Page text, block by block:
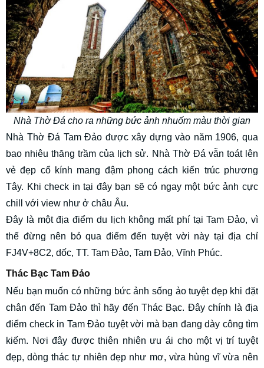
Nhà Thờ Đá cho ra những bức ảnh nhuốm màu thời gian
Nhà Thờ Đá Tam Đảo được xây dựng vào năm 1906, qua
bao nhiêu thăng trầm của lịch sử. Nhà Thờ Đá vẫn toát lên
vẻ đẹp cổ kính mang đậm phong cách kiến trúc phương
Tây. Khi check in tại đây bạn sẽ có ngay một bức ảnh cực
chill với view như ở châu Âu.
Đây là một địa điểm du lịch không mất phí tại Tam Đảo, vì
thế đừng nên bỏ qua điểm đến tuyệt vời này tại địa chỉ
FJ4V+8C2, dốc, TT. Tam Đảo, Tam Đảo, Vĩnh Phúc.
Thác Bạc Tam Đảo
Nếu bạn muốn có những bức ảnh sống ảo tuyệt đẹp khi đặt
chân đến Tam Đảo thì hãy đến Thác Bạc. Đây chính là địa
điểm check in Tam Đảo tuyệt vời mà bạn đang dày công tìm
kiếm. Nơi đây được thiên nhiên ưu ái cho một vị trí tuyệt
đẹp, dòng thác tự nhiên đẹp như mơ, vừa hùng vĩ vừa nên